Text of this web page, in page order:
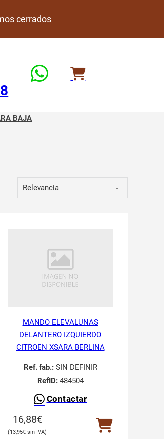
cerrados
BAJA
MANDO ELEVALUNAS
DELANTERO IZQUIERDO
CITROEN XSARA BERLINA
Ref. fab.:SIN DEFINIR
RefID:484504
Contactar
16,88€
13,95€